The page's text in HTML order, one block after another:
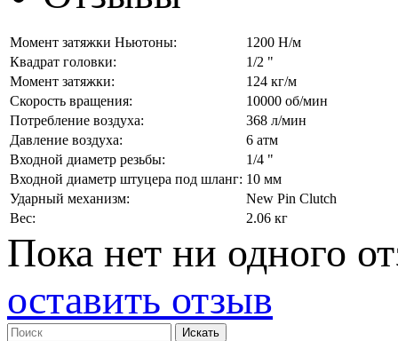
Момент затяжки Ньютоны:
1200 Н/м
Квадрат головки:
1/2 "
Момент затяжки:
124 кг/м
Скорость вращения:
10000 об/мин
Потребление воздуха:
368 л/мин
Давление воздуха:
6 атм
Входной диаметр резьбы:
1/4 "
Входной диаметр штуцера под шланг: 10 мм
Ударный механизм:
New Pin Clutch
Вес:
2.06 кг
Пока нет ни одного
оставить отзыв